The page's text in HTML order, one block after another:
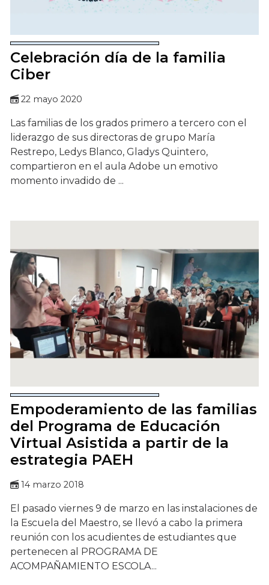
Celebración día de la familia
Ciber
22 mayo 2020
Las familias de los grados primero a tercero con el
liderazgo de sus directoras de grupo María
Restrepo, Ledys Blanco, Gladys Quintero,
compartieron en el aula Adobe un emotivo
momento invadido de ...
Empoderamiento de las familias
del Programa de Educación
Virtual Asistida a partir de la
estrategia PAEH
14 marzo 2018
El pasado viernes 9 de marzo en las instalaciones de
la Escuela del Maestro, se llevó a cabo la primera
reunión con los acudientes de estudiantes que
pertenecen al PROGRAMA DE
ACOMPAÑAMIENTO ESCOLA...